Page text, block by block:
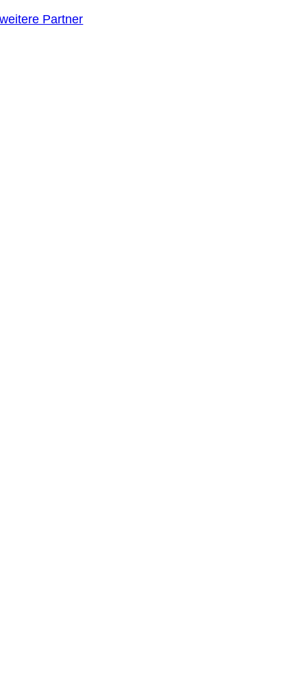
weitere Partner